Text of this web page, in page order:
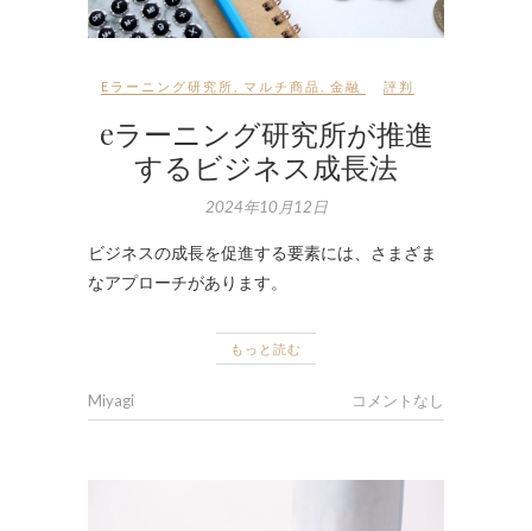
Eラーニング研究所 マルチ商品 金融 評判
eラーニング研究所が推進
するビジネス成長法
2024年10月12日
ビジネスの成長を促進する要素には、さまざま
なアプローチがあります。
もっと読む
Miyagi コメントなし